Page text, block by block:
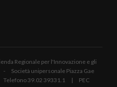
Regionale per l'Innovazione e gli
Società unipersonale Piazza Gae
39.02 39331.1 | PEC